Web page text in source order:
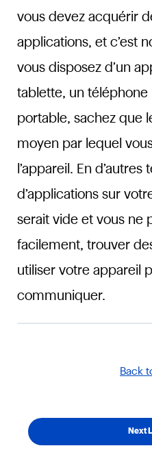
vous devez acquérir
applications, et c’est
vous disposez d’un
tablette, un téléphone
portable, sachez que
moyen par lequel
l’appareil. En d’autres
d’applications sur
serait vide et vous ne
facilement, trouver
utiliser votre appareil
communiquer.
Back
Next